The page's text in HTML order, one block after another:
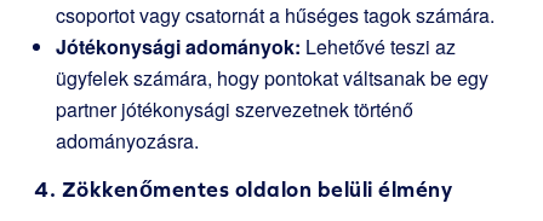
csoportot vagy csatornát a hűséges tagok számára.
Jótékonysági adományok: Lehetővé teszi az
ügyfelek számára, hogy pontokat váltsanak be egy
partner jótékonysági szervezetnek történő
adományozásra.
4. Zökkenőmentes oldalon belüli élmény